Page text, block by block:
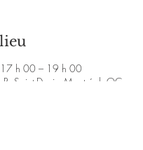
h 00 – 19 h 00
Saint-Denis, Montréal, QC